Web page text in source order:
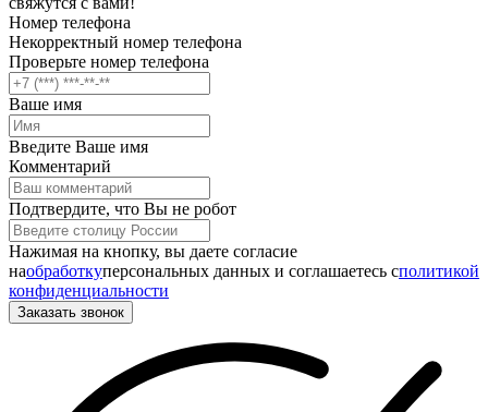
Номер телефона
Некорректный номер телефона
Проверьте номер телефона
Ваше имя
Введите Ваше имя
Комментарий
Подтвердите, что Вы не робот
Нажимая на кнопку, вы даете согласие
наобработкуперсональных данных и соглашаетесь cполитикой
конфиденциальности
Заказать звонок